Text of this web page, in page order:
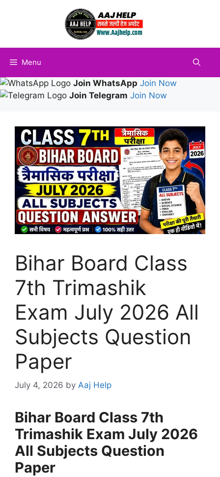
Menu
Join WhatsApp Join Now
Join Telegram Join Now
Bihar Board Class
7th Trimashik
Exam July 2026 All
Subjects Question
Paper
July 4, 2026 by Aaj Help
Bihar Board Class 7th
Trimashik Exam July 2026
All Subjects Question
Paper